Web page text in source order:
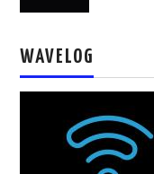
WAVELOG